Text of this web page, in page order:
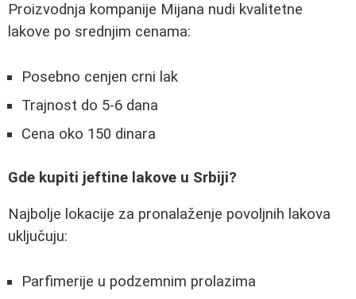
Proizvodnja kompanije Mijana nudi kvalitetne
lakove po srednjim cenama:
Posebno cenjen crni lak
Trajnost do 5-6 dana
Cena oko 150 dinara
Gde kupiti jeftine lakove u Srbiji?
Najbolje lokacije za pronalaženje povoljnih lakova
uključuju:
Parfimerije u podzemnim prolazima